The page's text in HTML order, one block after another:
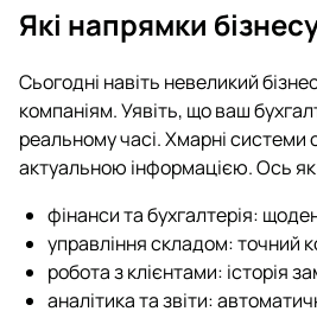
Які напрямки
Сьогодні навіть невеликий
компаніям. Уявіть, що ваш
реальному часі. Хмарні системи
актуальною інформацією. Ось
фінанси та бухгалтерія:
управління складом: точний
робота з клієнтами: історія
аналітика та звіти: